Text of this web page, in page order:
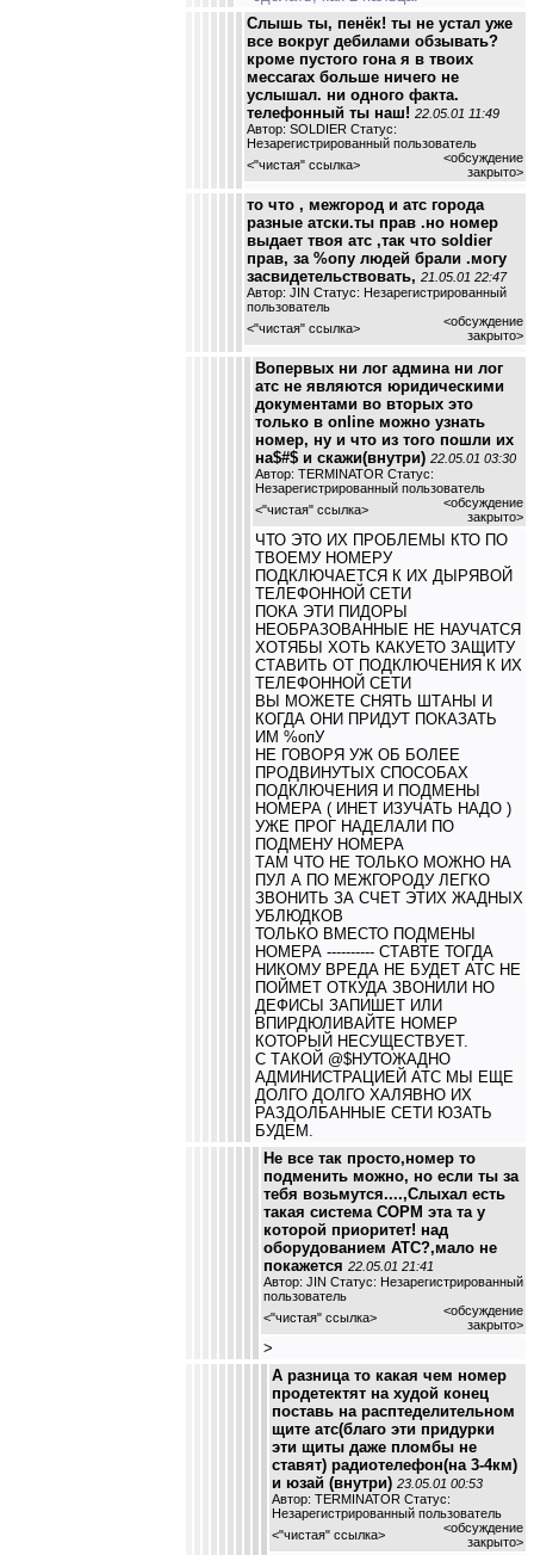
Слышь ты, пенёк! ты не устал уже
все вокруг дебилами обзывать?
кроме пустого гона я в твоих
мессагах больше ничего не
услышал. ни одного факта.
телефонный ты наш! 22.05.01 11:49
Автор: SOLDIER Статус:
Незарегистрированный пользователь
<"чистая" ссылка>
<обсуждение
закрыто>
то что , межгород и атс города
разные атски.ты прав .но номер
выдает твоя атс ,так что soldier
прав, за %опу людей брали .могу
засвидетельствовать, 21.05.01 22:47
Автор: JIN Статус: Незарегистрированный
пользователь
<"чистая" ссылка>
<обсуждение
закрыто>
Вопервых ни лог админа ни лог
атс не являются юридическими
документами во вторых это
только в online можно узнать
номер, ну и что из того пошли их
на$#$ и скажи(внутри) 22.05.01 03:30
Автор: TERMINATOR Статус:
Незарегистрированный пользователь
<"чистая" ссылка>
<обсуждение
закрыто>
ЧТО ЭТО ИХ ПРОБЛЕМЫ КТО ПО
ТВОЕМУ НОМЕРУ
ПОДКЛЮЧАЕТСЯ К ИХ ДЫРЯВОЙ
ТЕЛЕФОННОЙ СЕТИ
ПОКА ЭТИ ПИДОРЫ
НЕОБРАЗОВАННЫЕ НЕ НАУЧАТСЯ
ХОТЯБЫ ХОТЬ КАКУЕТО ЗАЩИТУ
СТАВИТЬ ОТ ПОДКЛЮЧЕНИЯ К ИХ
ТЕЛЕФОННОЙ СЕТИ
ВЫ МОЖЕТЕ СНЯТЬ ШТАНЫ И
КОГДА ОНИ ПРИДУТ ПОКАЗАТЬ
ИМ %опУ
НЕ ГОВОРЯ УЖ ОБ БОЛЕЕ
ПРОДВИНУТЫХ СПОСОБАХ
ПОДКЛЮЧЕНИЯ И ПОДМЕНЫ
НОМЕРА ( ИНЕТ ИЗУЧАТЬ НАДО )
УЖЕ ПРОГ НАДЕЛАЛИ ПО
ПОДМЕНУ НОМЕРА
ТАМ ЧТО НЕ ТОЛЬКО МОЖНО НА
ПУЛ А ПО МЕЖГОРОДУ ЛЕГКО
ЗВОНИТЬ ЗА СЧЕТ ЭТИХ ЖАДНЫХ
УБЛЮДКОВ
ТОЛЬКО ВМЕСТО ПОДМЕНЫ
НОМЕРА ---------- СТАВТЕ ТОГДА
НИКОМУ ВРЕДА НЕ БУДЕТ АТС НЕ
ПОЙМЕТ ОТКУДА ЗВОНИЛИ НО
ДЕФИСЫ ЗАПИШЕТ ИЛИ
ВПИРДЮЛИВАЙТЕ НОМЕР
КОТОРЫЙ НЕСУЩЕСТВУЕТ.
С ТАКОЙ @$НУТОЖАДНО
АДМИНИСТРАЦИЕЙ АТС МЫ ЕЩЕ
ДОЛГО ДОЛГО ХАЛЯВНО ИХ
РАЗДОЛБАННЫЕ СЕТИ ЮЗАТЬ
БУДЕМ.
Не все так просто,номер то
подменить можно, но если ты за
тебя возьмутся....,Слыхал есть
такая система СОРМ эта та у
которой приоритет! над
оборудованием АТС?,мало не
покажется 22.05.01 21:41
Автор: JIN Статус: Незарегистрированный
пользователь
<"чистая" ссылка>
<обсуждение
закрыто>
>
А разница то какая чем номер
продетектят на худой конец
поставь на расптеделительном
щите атс(благо эти придурки
эти щиты даже пломбы не
ставят) радиотелефон(на 3-4км)
и юзай (внутри) 23.05.01 00:53
Автор: TERMINATOR Статус:
Незарегистрированный пользователь
<"чистая" ссылка>
<обсуждение
закрыто>